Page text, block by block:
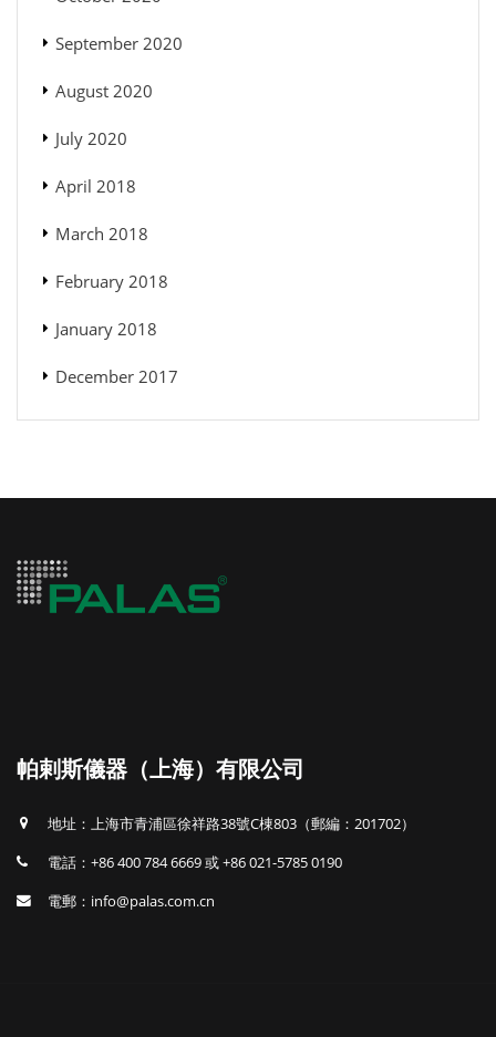
September 2020
August 2020
July 2020
April 2018
March 2018
February 2018
January 2018
December 2017
帕剌斯儀器（上海）有限公司
地址：上海市青浦區徐祥路38號C棟803（郵編：201702）
電話：+86 400 784 6669 或 +86 021-5785 0190
電郵：info@palas.com.cn